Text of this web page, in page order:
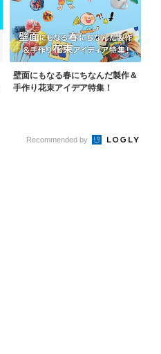
壁面にもなる春にちなんだ製作＆
手作り花束アイデア特集！
Recommended by